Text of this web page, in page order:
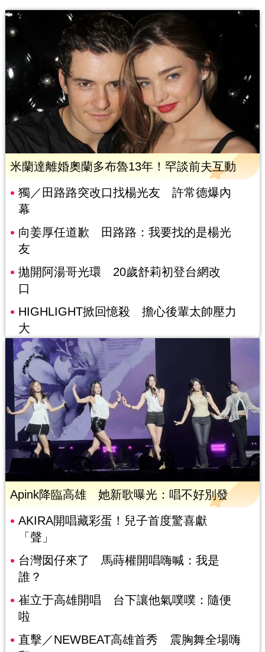
米蘭達離婚奧蘭多布魯13年！罕談前夫互動
獨／田路路突改口找楊光友 許常德爆內
幕
向姜厚任道歉 田路路：我要找的是楊光
友
拋開阿湯哥光環 20歲舒莉初登台網改
口
HIGHLIGHT掀回憶殺 擔心後輩太帥壓力
大
Apink降臨高雄 她新歌曝光：唱不好別發
AKIRA開唱藏彩蛋！兒子首度驚喜獻
「聲」
台灣囡仔來了 馬蒔權開唱嗨喊：我是
誰？
崔立于高雄開唱 台下讓他氣噗噗：隨便
啦
直擊／NEWBEAT高雄首秀 震胸舞全場嗨